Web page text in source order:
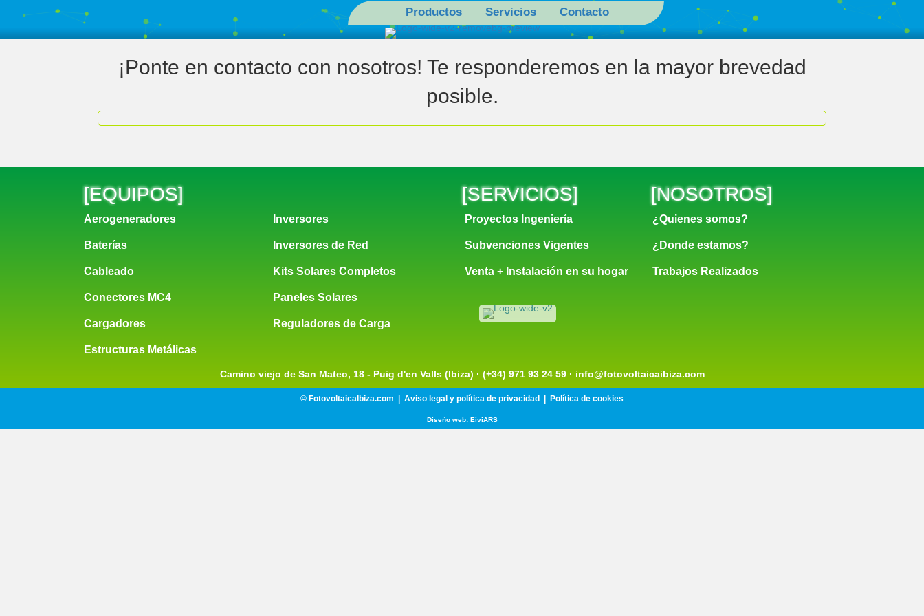
Productos Servicios Contacto
¡Ponte en contacto con nosotros! Te responderemos en la mayor brevedad
posible.
[EQUIPOS]
Aerogeneradores
Baterías
Cableado
Conectores MC4
Cargadores
Estructuras Metálicas
Inversores
Inversores de Red
Kits Solares Completos
Paneles Solares
Reguladores de Carga
[SERVICIOS]
Proyectos Ingeniería
Subvenciones Vigentes
Venta + Instalación en su hogar
[NOSOTROS]
¿Quienes somos?
¿Donde estamos?
Trabajos Realizados
Camino viejo de San Mateo, 18 - Puig d'en Valls (Ibiza) · (+34) 971 93 24 59 · info@fotovoltaicaibiza.com
© FotovoltaicaIbiza.com | Aviso legal y política de privacidad | Política de cookies
Diseño web: EiviARS